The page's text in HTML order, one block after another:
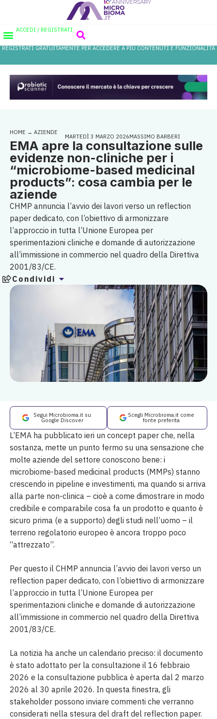
ACCEDI / REGISTRATI
REGISTRATI GRATUITAMENTE PER ACCEDERE A PIÙ CONTENUTI E FUNZIONALITÀ
HOME → AZIENDE
MARTEDÌ 3 MARZO 2026MASSIMO BARBERI
EMA apre la consultazione sulle
evidenze non-cliniche per i
“microbiome-based medicinal
products”: cosa cambia per le
aziende
CHMP annuncia l’avvio dei lavori verso un reflection
paper dedicato, con l’obiettivo di armonizzare
l’approccio in tutta l’Unione Europea per
sperimentazioni cliniche e domande di autorizzazione
all’immissione in commercio nel quadro della Direttiva
2001/83/CE.
Condividi
Segui Microbioma.it su
Google Discover
Scegli Microbioma.it come
fonte preferita
L’EMA ha pubblicato ieri un concept paper che, nella
sostanza, mette un punto fermo su una sensazione che
molte aziende del settore conoscono bene: i
microbiome-based medicinal products (MMPs) stanno
crescendo in pipeline e investimenti, ma quando si arriva
alla parte non-clinica – cioè a come dimostrare in modo
credibile e comparabile cosa fa un prodotto e quanto è
sicuro prima (e a supporto) degli studi nell’uomo – il
terreno regolatorio europeo è ancora troppo poco
“attrezzato”.
Per questo il CHMP annuncia l’avvio dei lavori verso un
reflection paper dedicato, con l’obiettivo di armonizzare
l’approccio in tutta l’Unione Europea per
sperimentazioni cliniche e domande di autorizzazione
all’immissione in commercio nel quadro della Direttiva
2001/83/CE.
La notizia ha anche un calendario preciso: il documento
è stato adottato per la consultazione il 16 febbraio
2026 e la consultazione pubblica è aperta dal 2 marzo
2026 al 30 aprile 2026. In questa finestra, gli
stakeholder possono inviare commenti che verranno
considerati nella stesura del draft del reflection paper.